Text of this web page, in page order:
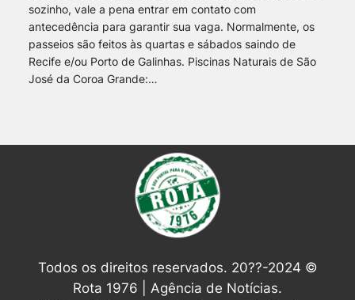
sozinho, vale a pena entrar em contato com
antecedência para garantir sua vaga. Normalmente, os
passeios são feitos às quartas e sábados saindo de
Recife e/ou Porto de Galinhas. Piscinas Naturais de São
José da Coroa Grande:…
Todos os direitos reservados. 20??-2024 ©
Rota 1976 | Agência de Notícias.